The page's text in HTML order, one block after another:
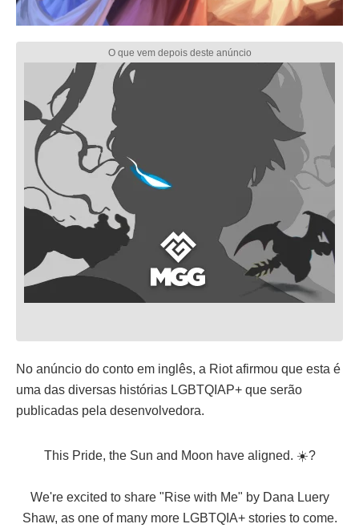
No anúncio do conto em inglês, a Riot afirmou que esta é
uma das diversas histórias LGBTQIAP+ que serão
publicadas pela desenvolvedora.
This Pride, the Sun and Moon have aligned. ☀️?
We're excited to share "Rise with Me" by Dana Luery
Shaw, as one of many more LGBTQIA+ stories to come.